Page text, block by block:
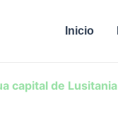
Inicio
capital de Lusitania